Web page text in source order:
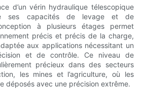
d’un vérin hydraulique télescopique
ses capacités de levage et de
à plusieurs étages permet
précis et précis de la charge,
aux applications nécessitant un
et de contrôle. Ce niveau de
précieux dans des secteurs
les mines et l’agriculture, où les
déposés avec une précision extrême.